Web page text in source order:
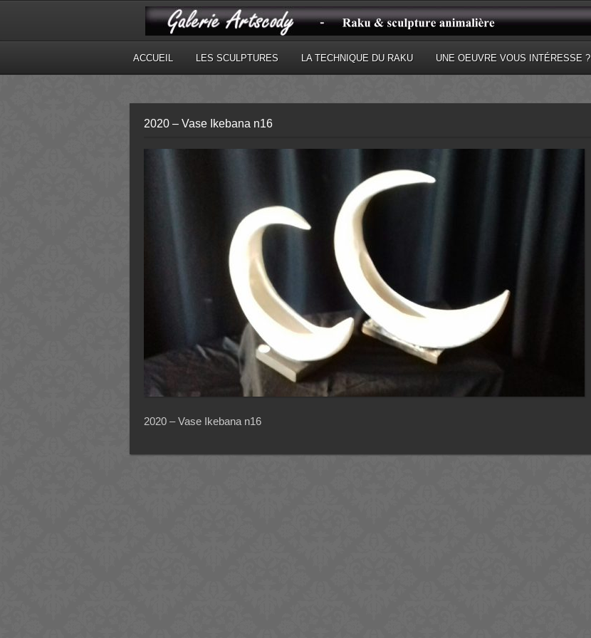
ACCUEIL LES SCULPTURES LA TECHNIQUE DU RAKU UNE OEUVRE VOUS INTÉRESSE ?
2020 – Vase Ikebana n16
2020 – Vase Ikebana n16